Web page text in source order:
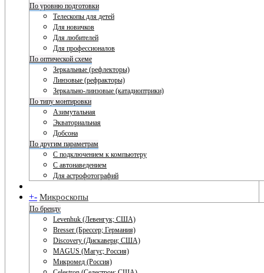
По уровню подготовки
Телескопы для детей
Для новичков
Для любителей
Для профессионалов
По оптической схеме
Зеркальные (рефлекторы)
Линзовые (рефракторы)
Зеркально-линзовые (катадиоптрики)
По типу монтировки
Азимутальная
Экваториальная
Добсона
По другим параметрам
С подключением к компьютеру
С автонаведением
Для астрофотографий
+- Микроскопы
По бренду
Levenhuk (Левенгук; США)
Bresser (Брессер; Германия)
Discovery (Дискавери; США)
MAGUS (Магус; Россия)
Микромед (Россия)